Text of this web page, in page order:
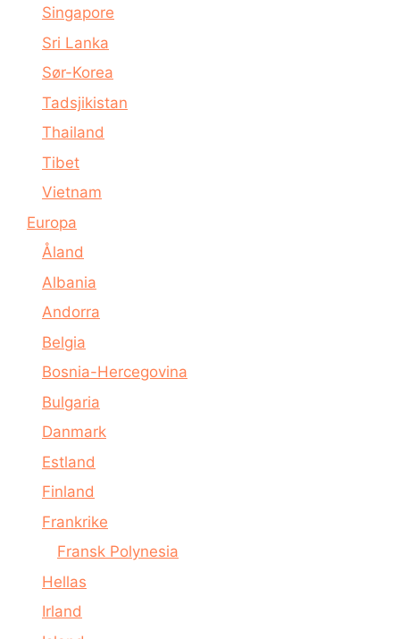
Singapore
Sri Lanka
Sør-Korea
Tadsjikistan
Thailand
Tibet
Vietnam
Europa
Åland
Albania
Andorra
Belgia
Bosnia-Hercegovina
Bulgaria
Danmark
Estland
Finland
Frankrike
Fransk Polynesia
Hellas
Irland